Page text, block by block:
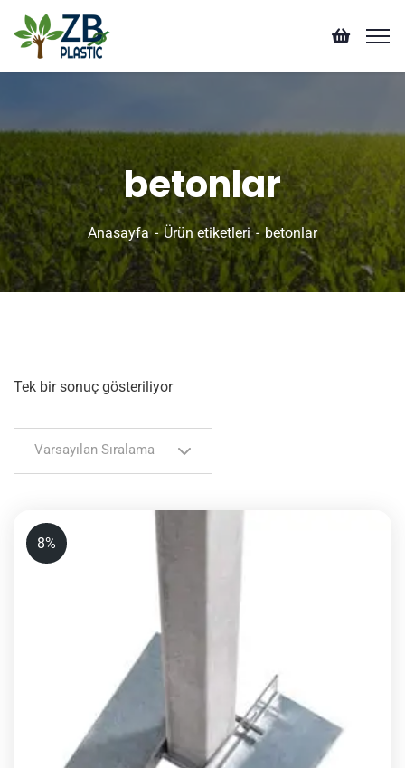
betonlar
Anasayfa Ürün etiketleri betonlar
Tek bir sonuç gösteriliyor
Varsayılan Sıralama
8%